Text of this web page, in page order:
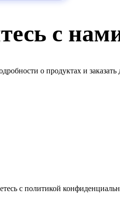
с
о продуктах и
с политикой